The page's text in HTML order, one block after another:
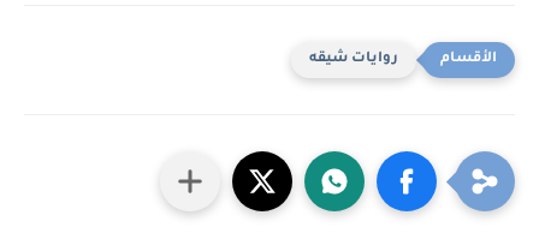
روايات شيقه